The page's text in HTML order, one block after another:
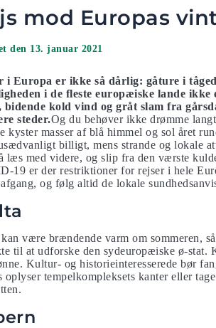
mod Europas
den 13. januar 2021
i Europa er ikke så dårlig: gåture i
i de fleste europæiske lande ikke
bidende kold vind og gråt slam fra
steder.Og du behøver ikke drømme
kyster masser af blå himmel og sol året
billigt, mens strande og lokale
læs med videre, og slip fra den værste
19 er der restriktioner for rejser i hele
og følg altid de lokale
være brændende varm om sommeren,
til at udforske den sydeuropæiske ø-
Kultur- og historieinteresserede bør
oplyser tempelkompleksets kanter eller